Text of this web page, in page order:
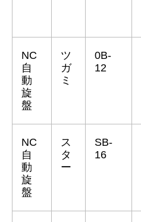
NC
自
動
旋
盤
ツ
ガ
ミ
0B-
12
NC
自
動
旋
盤
ス
タ
ー
SB-
16